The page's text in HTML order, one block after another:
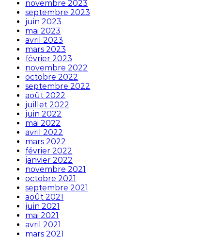
novembre 2023
septembre 2023
juin 2023
mai 2023
avril 2023
mars 2023
février 2023
novembre 2022
octobre 2022
septembre 2022
août 2022
juillet 2022
juin 2022
mai 2022
avril 2022
mars 2022
février 2022
janvier 2022
novembre 2021
octobre 2021
septembre 2021
août 2021
juin 2021
mai 2021
avril 2021
mars 2021